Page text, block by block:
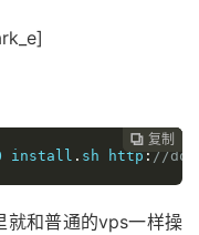
 复制
 复制
 复制
install . sh http : //
就和普通的vps一样操